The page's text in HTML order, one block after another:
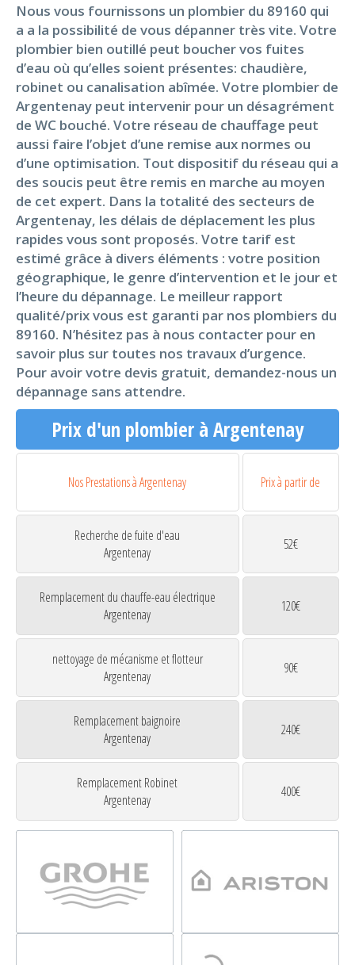
Nous vous fournissons un plombier du 89160 qui
a a la possibilité de vous dépanner très vite. Votre
plombier bien outillé peut boucher vos fuites
d’eau où qu’elles soient présentes: chaudière,
robinet ou canalisation abîmée. Votre plombier de
Argentenay peut intervenir pour un désagrément
de WC bouché. Votre réseau de chauffage peut
aussi faire l’objet d’une remise aux normes ou
d’une optimisation. Tout dispositif du réseau qui a
des soucis peut être remis en marche au moyen
de cet expert. Dans la totalité des secteurs de
Argentenay, les délais de déplacement les plus
rapides vous sont proposés. Votre tarif est
estimé grâce à divers éléments : votre position
géographique, le genre d’intervention et le jour et
l’heure du dépannage. Le meilleur rapport
qualité/prix vous est garanti par nos plombiers du
89160. N’hésitez pas à nous contacter pour en
savoir plus sur toutes nos travaux d’urgence.
Pour avoir votre devis gratuit, demandez-nous un
dépannage sans attendre.
Prix d'un plombier à Argentenay
Nos Prestations à Argentenay Prix à partir de
Recherche de fuite d'eau
Argentenay
52€
Remplacement du chauffe-eau électrique
Argentenay
120€
nettoyage de mécanisme et flotteur
Argentenay
90€
Remplacement baignoire
Argentenay
240€
Remplacement Robinet
Argentenay
400€